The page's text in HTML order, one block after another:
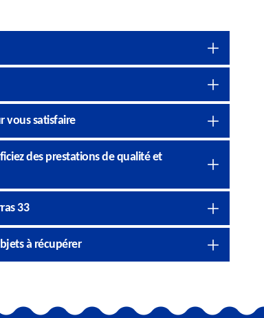
vous satisfaire
des prestations de qualité et
33
à récupérer